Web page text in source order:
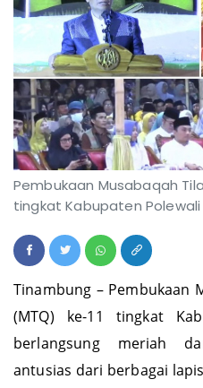
Pembukaan Musabaqah
tingkat Kabupaten Polewali
Tinambung – Pembukaan
(MTQ) ke-11 tingkat
berlangsung meriah
antusias dari berbagai